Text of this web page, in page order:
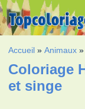
Accueil »Animaux »
Coloriage
et singe